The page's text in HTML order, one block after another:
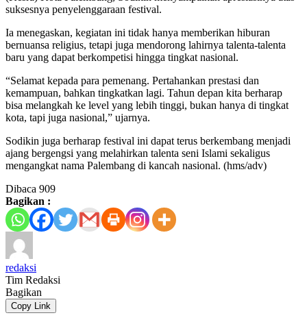
suksesnya penyelenggaraan festival.
Ia menegaskan, kegiatan ini tidak hanya memberikan hiburan
bernuansa religius, tetapi juga mendorong lahirnya talenta-talenta
baru yang dapat berkompetisi hingga tingkat nasional.
“Selamat kepada para pemenang. Pertahankan prestasi dan
kemampuan, bahkan tingkatkan lagi. Tahun depan kita berharap
bisa melangkah ke level yang lebih tinggi, bukan hanya di tingkat
kota, tapi juga nasional,” ujarnya.
Sodikin juga berharap festival ini dapat terus berkembang menjadi
ajang bergengsi yang melahirkan talenta seni Islami sekaligus
mengangkat nama Palembang di kancah nasional. (hms/adv)
Dibaca 909
Bagikan :
redaksi
Tim Redaksi
Bagikan
Copy Link